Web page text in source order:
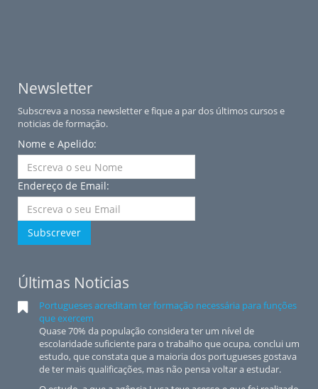
Newsletter
Subscreva a nossa newsletter e fique a par dos últimos cursos e
noticias de formação.
Nome e Apelido:
Endereço de Email:
Subscrever
Últimas Noticias
Portugueses acreditam ter formação necessária para funções
que exercem
Quase 70% da população considera ter um nível de
escolaridade suficiente para o trabalho que ocupa, conclui um
estudo, que constata que a maioria dos portugueses gostava
de ter mais qualificações, mas não pensa voltar a estudar.